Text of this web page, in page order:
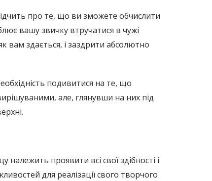
про те, що ви зможете обчислити
вашу звичку втручатися в чужі
вам здається, і заздрити абсолютно
подивитися на те, що
але, глянувши на них під
належить проявити всі свої здібності і
для реалізації свого творчого